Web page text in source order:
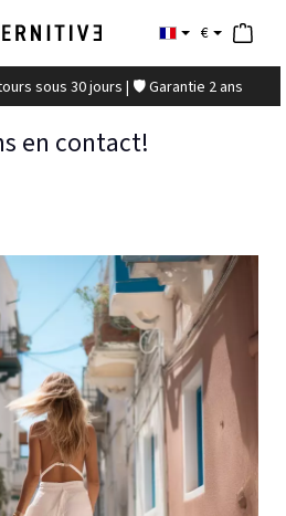
€
sous 30 jours | 🛡️ Garantie 2 ans
en contact!